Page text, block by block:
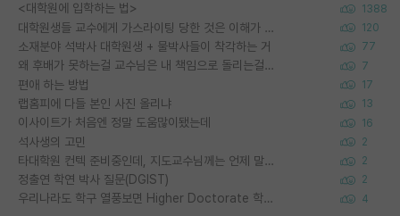
<대학원에 입학하는 법> 1388
대학원생들 교수에게 가스라이팅 당한 것은 이해가 갑니다. 안타깝네요. 120
소재분야 석박사 대학원생 + 물박사들이 착각하는 거 77
왜 후배가 못하는걸 교수님은 내 책임으로 돌리는걸까요? 7
편애 하는 방법 17
랩홈피에 다들 본인 사진 올리냐 13
이사이트가 처음엔 정말 도움많이됐는데 16
석사생의 고민 2
타대학원 컨텍 준비중인데, 지도교수님께는 언제 말씀드려야 할까요? 2
정출연 학연 박사 질문(DGIST) 2
우리나라도 학구 열풍보면 Higher Doctorate 학위가 필요하다고 봅니다. 4